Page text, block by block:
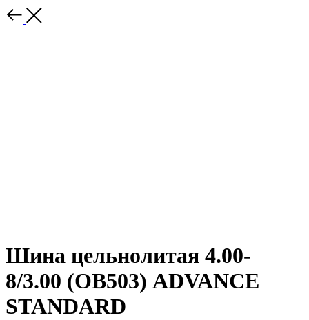
Шина цельнолитая 4.00-
8/3.00 (OB503) ADVANCE
STANDARD